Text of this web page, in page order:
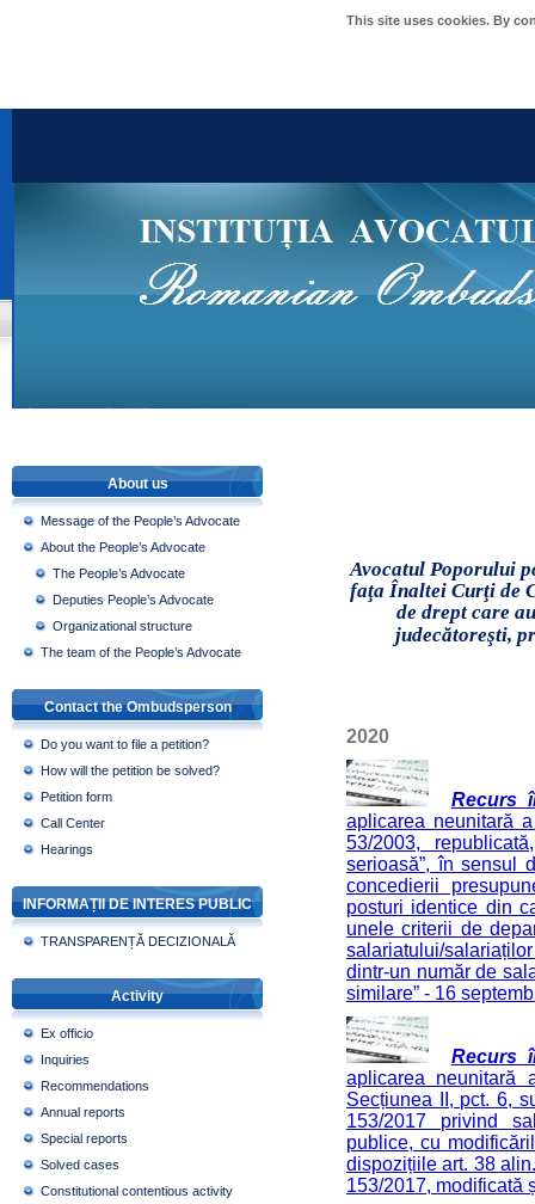
This site uses cookies. By
About us
Message of the People’s Advocate
About the People’s Advocate
The People’s Advocate
Deputies People’s Advocate
Organizational structure
The team of the People’s Advocate
Contact the Ombudsperson
Do you want to file a petition?
How will the petition be solved?
Petition form
Call Center
Hearings
INFORMAȚII DE INTERES PUBLIC
TRANSPARENȚĂ DECIZIONALĂ
Activity
Ex officio
Inquiries
Recommendations
Annual reports
Special reports
Solved cases
Constitutional contentious activity
Avocatul Poporului
faţa Înaltei Curţi de
de drept care
judecătoreşti,
2020
Recurs
aplicarea neunitară
53/2003,
serioasă”, în sensul
concedierii
posturi identice din
unele criterii de
salariatului/
dintr-un număr de
similare” - 16
Recurs
aplicarea neunitară
Secțiunea II, pct. 6,
153/2017 privind
publice, cu
dispozițiile art. 38
153/2017, modificată